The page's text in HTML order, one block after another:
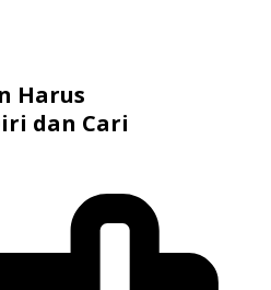
Harus
dan Cari